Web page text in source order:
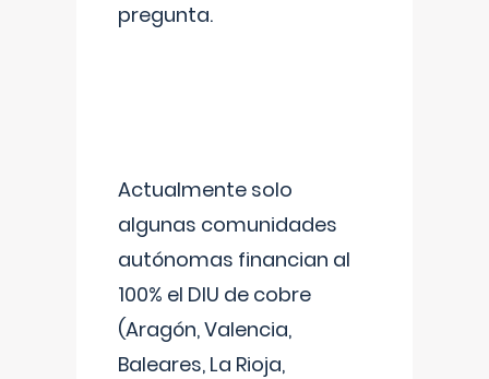
pregunta.
Actualmente solo
algunas comunidades
autónomas financian al
100% el DIU de cobre
(Aragón, Valencia,
Baleares, La Rioja,